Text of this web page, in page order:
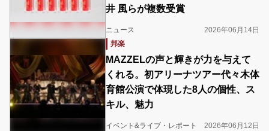
井 風らが複数受賞
ニュース
2026年06月14日
邦楽
MAZZELの声と輝きが力を与えて
くれる。初アリーナツアー代々木体
育館公演で体現した8人の個性、ス
キル、魅力
イベント&ライブ・レポート
2026年06月12日